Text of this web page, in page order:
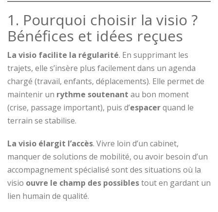
1. Pourquoi choisir la visio ?
Bénéfices et idées reçues
La visio facilite la régularité. En supprimant les
trajets, elle s’insère plus facilement dans un agenda
chargé (travail, enfants, déplacements). Elle permet de
maintenir un rythme soutenant au bon moment
(crise, passage important), puis d’espacerquand le
terrain se stabilise.
La visio élargit l’accès. Vivre loin d’un cabinet,
manquer de solutions de mobilité, ou avoir besoin d’un
accompagnement spécialisé sont des situations où la
visio ouvre le champ des possiblestout en gardant un
lien humain de qualité.